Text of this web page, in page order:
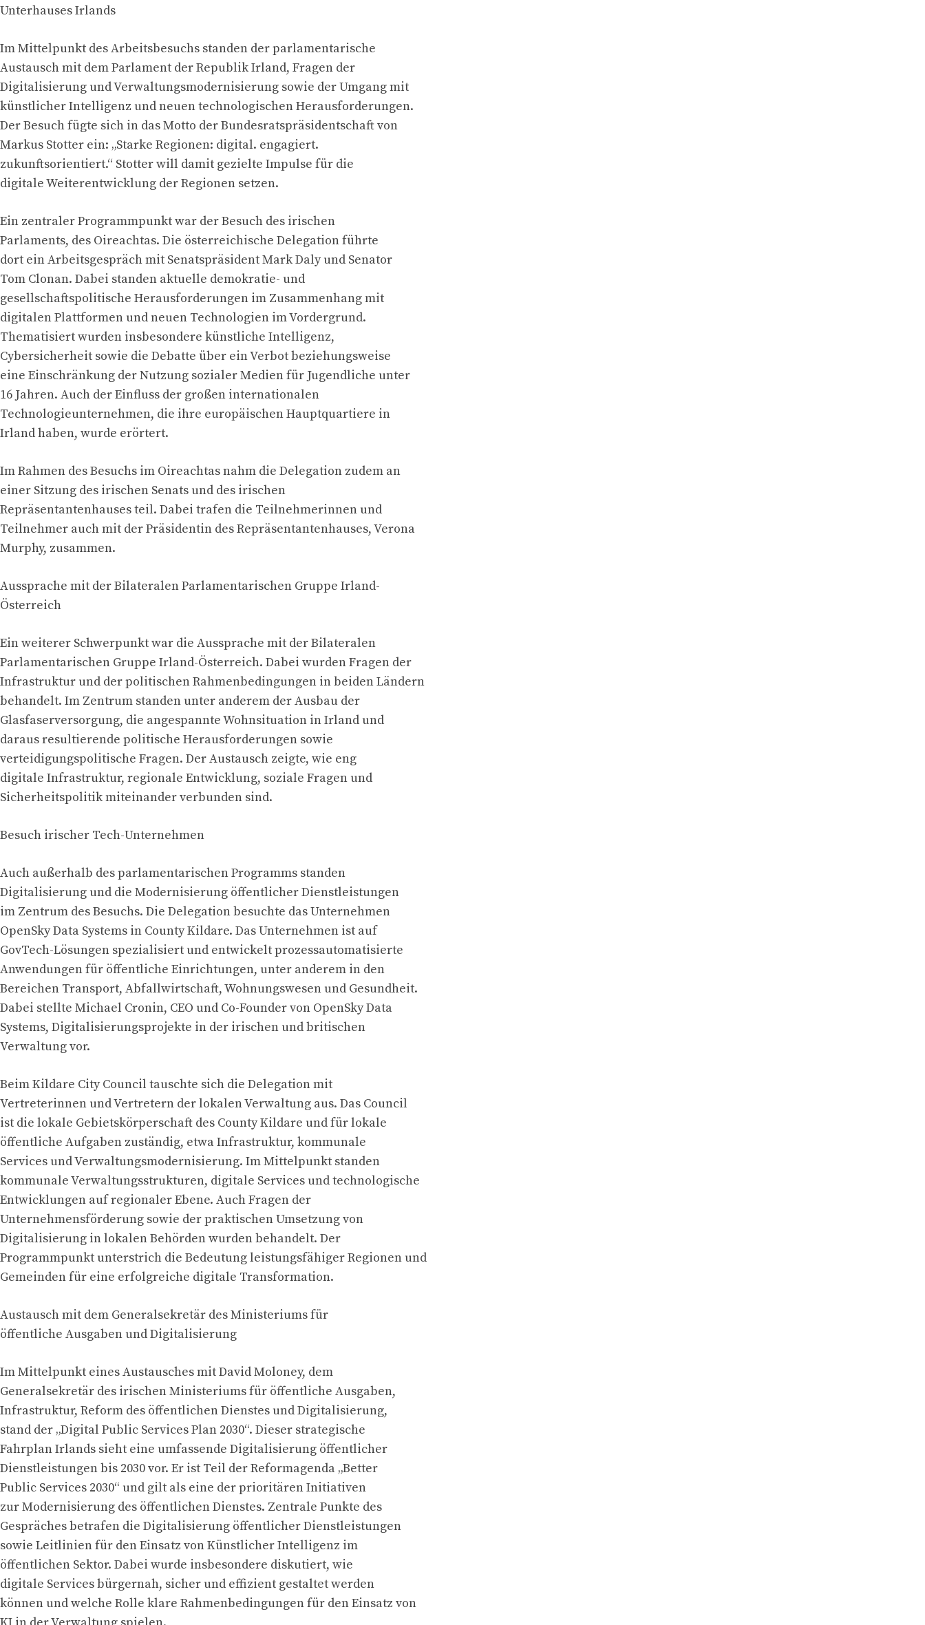
Unterhauses Irlands
Im Mittelpunkt des Arbeitsbesuchs standen der parlamentarische
Austausch mit dem Parlament der Republik Irland, Fragen der
Digitalisierung und Verwaltungsmodernisierung sowie der Umgang mit
künstlicher Intelligenz und neuen technologischen Herausforderungen.
Der Besuch fügte sich in das Motto der Bundesratspräsidentschaft von
Markus Stotter ein: „Starke Regionen: digital. engagiert.
zukunftsorientiert.“ Stotter will damit gezielte Impulse für die
digitale Weiterentwicklung der Regionen setzen.
Ein zentraler Programmpunkt war der Besuch des irischen
Parlaments, des Oireachtas. Die österreichische Delegation führte
dort ein Arbeitsgespräch mit Senatspräsident Mark Daly und Senator
Tom Clonan. Dabei standen aktuelle demokratie- und
gesellschaftspolitische Herausforderungen im Zusammenhang mit
digitalen Plattformen und neuen Technologien im Vordergrund.
Thematisiert wurden insbesondere künstliche Intelligenz,
Cybersicherheit sowie die Debatte über ein Verbot beziehungsweise
eine Einschränkung der Nutzung sozialer Medien für Jugendliche unter
16 Jahren. Auch der Einfluss der großen internationalen
Technologieunternehmen, die ihre europäischen Hauptquartiere in
Irland haben, wurde erörtert.
Im Rahmen des Besuchs im Oireachtas nahm die Delegation zudem an
einer Sitzung des irischen Senats und des irischen
Repräsentantenhauses teil. Dabei trafen die Teilnehmerinnen und
Teilnehmer auch mit der Präsidentin des Repräsentantenhauses, Verona
Murphy, zusammen.
Aussprache mit der Bilateralen Parlamentarischen Gruppe Irland-
Österreich
Ein weiterer Schwerpunkt war die Aussprache mit der Bilateralen
Parlamentarischen Gruppe Irland-Österreich. Dabei wurden Fragen der
Infrastruktur und der politischen Rahmenbedingungen in beiden Ländern
behandelt. Im Zentrum standen unter anderem der Ausbau der
Glasfaserversorgung, die angespannte Wohnsituation in Irland und
daraus resultierende politische Herausforderungen sowie
verteidigungspolitische Fragen. Der Austausch zeigte, wie eng
digitale Infrastruktur, regionale Entwicklung, soziale Fragen und
Sicherheitspolitik miteinander verbunden sind.
Besuch irischer Tech-Unternehmen
Auch außerhalb des parlamentarischen Programms standen
Digitalisierung und die Modernisierung öffentlicher Dienstleistungen
im Zentrum des Besuchs. Die Delegation besuchte das Unternehmen
OpenSky Data Systems in County Kildare. Das Unternehmen ist auf
GovTech-Lösungen spezialisiert und entwickelt prozessautomatisierte
Anwendungen für öffentliche Einrichtungen, unter anderem in den
Bereichen Transport, Abfallwirtschaft, Wohnungswesen und Gesundheit.
Dabei stellte Michael Cronin, CEO und Co-Founder von OpenSky Data
Systems, Digitalisierungsprojekte in der irischen und britischen
Verwaltung vor.
Beim Kildare City Council tauschte sich die Delegation mit
Vertreterinnen und Vertretern der lokalen Verwaltung aus. Das Council
ist die lokale Gebietskörperschaft des County Kildare und für lokale
öffentliche Aufgaben zuständig, etwa Infrastruktur, kommunale
Services und Verwaltungsmodernisierung. Im Mittelpunkt standen
kommunale Verwaltungsstrukturen, digitale Services und technologische
Entwicklungen auf regionaler Ebene. Auch Fragen der
Unternehmensförderung sowie der praktischen Umsetzung von
Digitalisierung in lokalen Behörden wurden behandelt. Der
Programmpunkt unterstrich die Bedeutung leistungsfähiger Regionen und
Gemeinden für eine erfolgreiche digitale Transformation.
Austausch mit dem Generalsekretär des Ministeriums für
öffentliche Ausgaben und Digitalisierung
Im Mittelpunkt eines Austausches mit David Moloney, dem
Generalsekretär des irischen Ministeriums für öffentliche Ausgaben,
Infrastruktur, Reform des öffentlichen Dienstes und Digitalisierung,
stand der „Digital Public Services Plan 2030“. Dieser strategische
Fahrplan Irlands sieht eine umfassende Digitalisierung öffentlicher
Dienstleistungen bis 2030 vor. Er ist Teil der Reformagenda „Better
Public Services 2030“ und gilt als eine der prioritären Initiativen
zur Modernisierung des öffentlichen Dienstes. Zentrale Punkte des
Gespräches betrafen die Digitalisierung öffentlicher Dienstleistungen
sowie Leitlinien für den Einsatz von Künstlicher Intelligenz im
öffentlichen Sektor. Dabei wurde insbesondere diskutiert, wie
digitale Services bürgernah, sicher und effizient gestaltet werden
können und welche Rolle klare Rahmenbedingungen für den Einsatz von